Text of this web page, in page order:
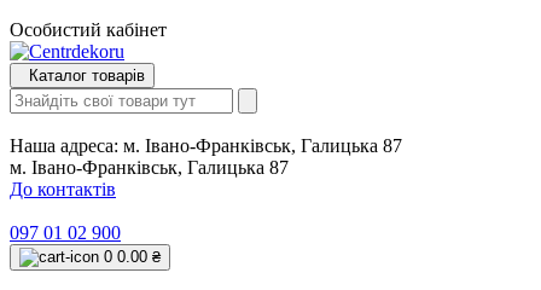
Особистий кабінет
Каталог товарів
Наша адреса: м. Івано-Франківськ, Галицька 87
м. Івано-Франківськ, Галицька 87
До контактів
097 01 02 900
0 0.00 ₴